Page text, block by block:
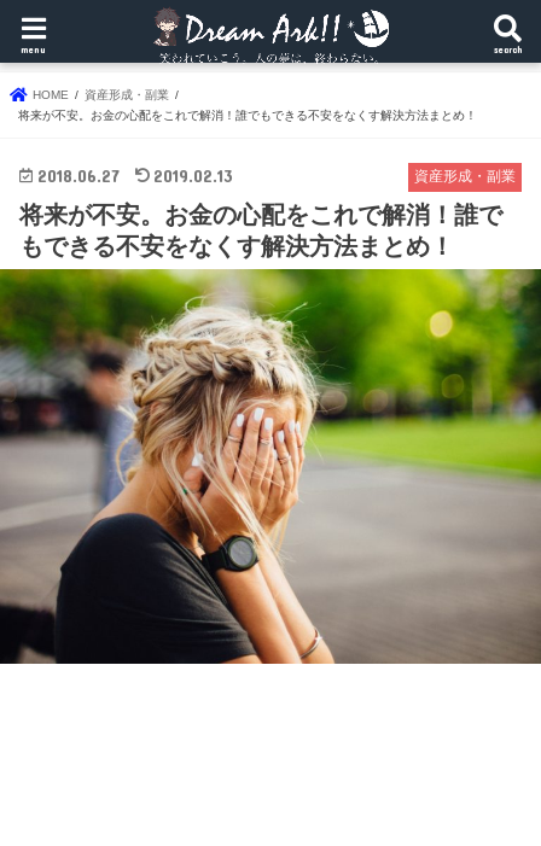
search
menu
HOME
資産形成・副業
将来が不安。お金の心配をこれで解消！誰でもできる不安をなくす解決方法まとめ！
資産形成・副業
2018.06.27 2019.02.13
将来が不安。お金の心配をこれで解消！誰で
もできる不安をなくす解決方法まとめ！